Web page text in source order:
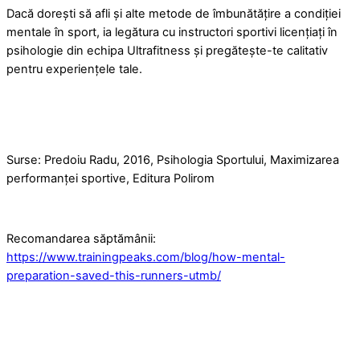
Dacă dorești să afli și alte metode de îmbunătățire a condiției
mentale în sport, ia legătura cu instructori sportivi licențiați în
psihologie din echipa Ultrafitness și pregătește-te calitativ
pentru experiențele tale.
Surse: Predoiu Radu, 2016, Psihologia Sportului, Maximizarea
performanței sportive, Editura Polirom
Recomandarea săptămânii:
https://www.trainingpeaks.com/blog/how-mental-
preparation-saved-this-runners-utmb/